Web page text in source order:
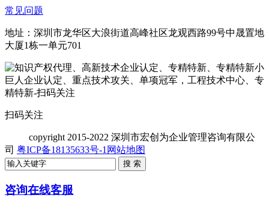
常见问题
地址：深圳市龙华区大浪街道高峰社区龙观西路99号中晟置地
大厦1栋一单元701
扫码关注
copyright 2015-2022 深圳市宏创为企业管理咨询有限公
司 粤ICP备18135633号-1 网站地图
咨询在线客服